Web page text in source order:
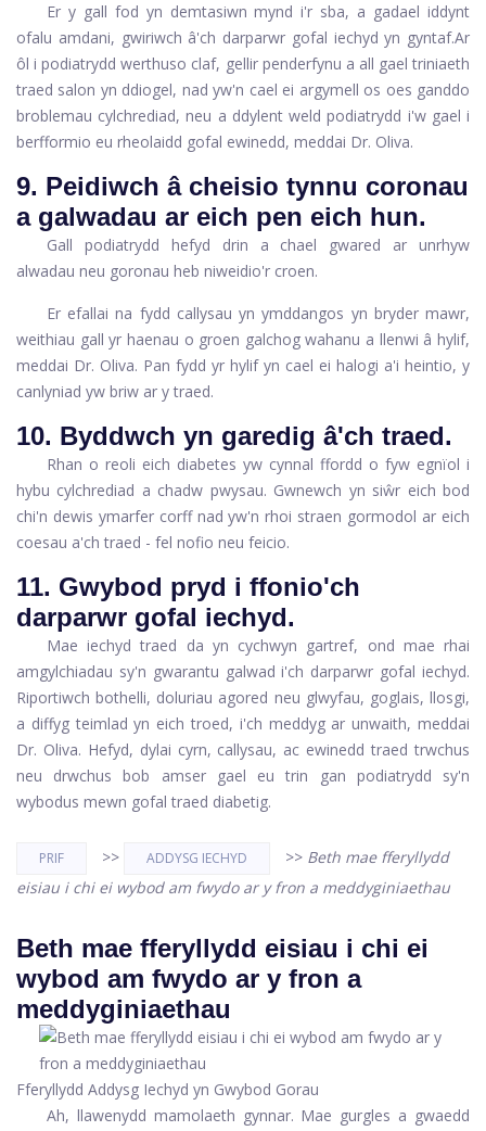
Er y gall fod yn demtasiwn mynd i'r sba, a gadael iddynt
ofalu amdani, gwiriwch â'ch darparwr gofal iechyd yn gyntaf.Ar
ôl i podiatrydd werthuso claf, gellir penderfynu a all gael triniaeth
traed salon yn ddiogel, nad yw'n cael ei argymell os oes ganddo
broblemau cylchrediad, neu a ddylent weld podiatrydd i'w gael i
berfformio eu rheolaidd gofal ewinedd, meddai Dr. Oliva.
9. Peidiwch â cheisio tynnu coronau
a galwadau ar eich pen eich hun.
Gall podiatrydd hefyd drin a chael gwared ar unrhyw
alwadau neu goronau heb niweidio'r croen.
Er efallai na fydd callysau yn ymddangos yn bryder mawr,
weithiau gall yr haenau o groen galchog wahanu a llenwi â hylif,
meddai Dr. Oliva. Pan fydd yr hylif yn cael ei halogi a'i heintio, y
canlyniad yw briw ar y traed.
10. Byddwch yn garedig â'ch traed.
Rhan o reoli eich diabetes yw cynnal ffordd o fyw egnïol i
hybu cylchrediad a chadw pwysau. Gwnewch yn siŵr eich bod
chi'n dewis ymarfer corff nad yw'n rhoi straen gormodol ar eich
coesau a'ch traed - fel nofio neu feicio.
11. Gwybod pryd i ffonio'ch
darparwr gofal iechyd.
Mae iechyd traed da yn cychwyn gartref, ond mae rhai
amgylchiadau sy'n gwarantu galwad i'ch darparwr gofal iechyd.
Riportiwch bothelli, doluriau agored neu glwyfau, goglais, llosgi,
a diffyg teimlad yn eich troed, i'ch meddyg ar unwaith, meddai
Dr. Oliva. Hefyd, dylai cyrn, callysau, ac ewinedd traed trwchus
neu drwchus bob amser gael eu trin gan podiatrydd sy'n
wybodus mewn gofal traed diabetig.
PRIF >> ADDYSG IECHYD >> Beth mae fferyllydd
eisiau i chi ei wybod am fwydo ar y fron a meddyginiaethau
Beth mae fferyllydd eisiau i chi ei
wybod am fwydo ar y fron a
meddyginiaethau
Fferyllydd Addysg Iechyd yn Gwybod Gorau
Ah, llawenydd mamolaeth gynnar. Mae gurgles a gwaedd